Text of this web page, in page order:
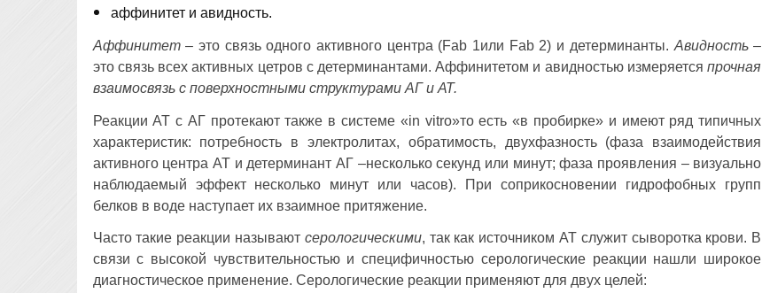
аффинитет и авидность.
Аффинитет– это связь одного активного центра (Fab 1или Fab 2) и детерминанты. Авидность–
это cвязь всех активных цетров с детерминантами. Аффинитетом и авидностью измеряетсяпрочная
взаимосвязь с поверхностными структурами АГ и АТ.
Реакции АТ с АГ протекают также в системе «in vitro»то есть «в пробирке» и имеют ряд типичных
характеристик: потребность в электролитах, обратимость, двухфазность (фаза взаимодействия
активного центра АТ и детерминант АГ –несколько секунд или минут; фаза проявления – визуально
наблюдаемый эффект несколько минут или часов). При соприкосновении гидрофобных групп
белков в воде наступает их взаимное притяжение.
Часто такие реакции называют серологическими, так как источником АТ служит сыворотка крови. В
связи с высокой чувствительностью и специфичностью серологические реакции нашли широкое
диагностическое применение. Серологические реакции применяют для двух целей: